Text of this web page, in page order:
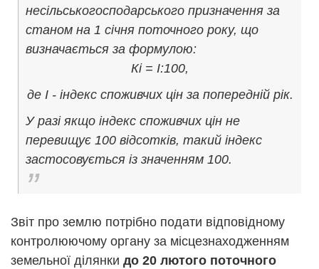
несільськогосподарського призначення за
станом на 1 січня поточного року, що
визначається за формулою:
Кi = І:100,
де І - індекс споживчих цін за попередній рік.
У разі якщо індекс споживчих цін не
перевищує 100 відсотків, такий індекс
застосовується із значенням 100.
Звіт про землю потрібно подати відповідному
контролюючому органу за місцезнаходженням
земельної ділянки до 20 лютого поточного